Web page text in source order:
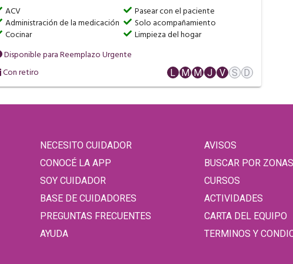
ACV
Pasear con el paciente
Administración de la medicación
Solo acompañamiento
Cocinar
Limpieza del hogar
Disponible para Reemplazo Urgente
Con retiro
L M M J V S D
NECESITO CUIDADOR
CONOCÉ LA APP
SOY CUIDADOR
BASE DE CUIDADORES
PREGUNTAS FRECUENTES
AYUDA
AVISOS
BUSCAR POR ZONAS
CURSOS
ACTIVIDADES
CARTA DEL EQUIPO
TERMINOS Y